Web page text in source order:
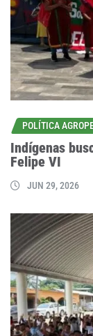
POLÍTICA
Indígenas
Felipe VI
JUN 29, 2026